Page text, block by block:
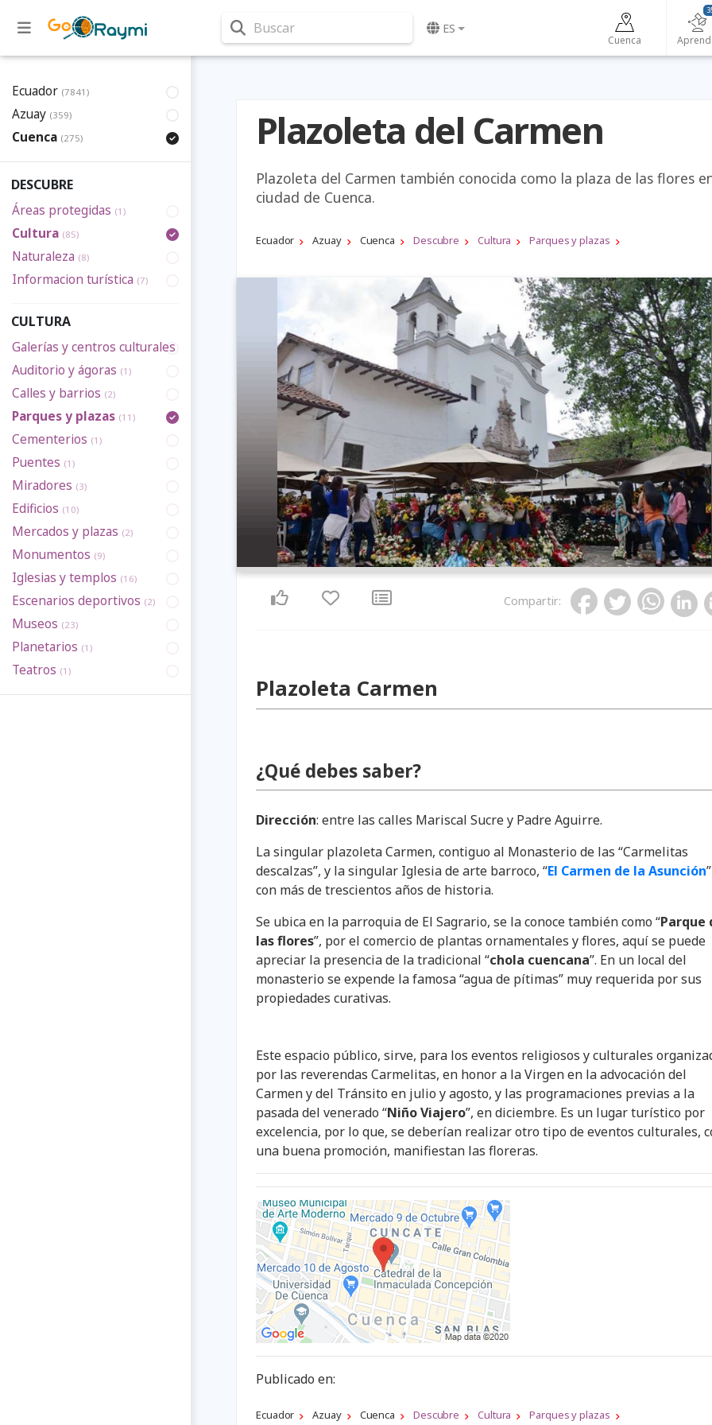
Buscar ES
Cuenca
Ecuador (7841)
Azuay (359)
Cuenca (275)
DESCUBRE
Áreas protegidas (1)
Cultura (85)
Naturaleza (8)
Informacion turística (7)
CULTURA
Galerías y centros culturales
Auditorio y ágoras (1)
Calles y barrios (2)
Parques y plazas (11)
Cementerios (1)
Puentes (1)
Miradores (3)
Edificios (10)
Mercados y plazas (2)
Monumentos (9)
Iglesias y templos (16)
Escenarios deportivos (2)
Museos (23)
Planetarios (1)
Teatros (1)
Plazoleta del Carmen
Plazoleta del Carmen también conocida como la plaza de las flores
ciudad de Cuenca.
Ecuador Azuay Cuenca Descubre Cultura Parques y plazas
Previous
Compartir:
Plazoleta Carmen
¿Qué debes saber?
Dirección: entre las calles Mariscal Sucre y Padre Aguirre.
La singular plazoleta Carmen, contiguo al Monasterio de las “Carmelitas
descalzas”, y la singular Iglesia de arte barroco, “El Carmen de la Asunción”
con más de trescientos años de historia.
Se ubica en la parroquia de El Sagrario, se la conoce también como “Parque
las flores”, por el comercio de plantas ornamentales y flores, aquí se puede
apreciar la presencia de la tradicional “chola cuencana”. En un local del
monasterio se expende la famosa “agua de pítimas” muy requerida por sus
propiedades curativas.
Este espacio público, sirve, para los eventos religiosos y culturales
por las reverendas Carmelitas, en honor a la Virgen en la advocación del
Carmen y del Tránsito en julio y agosto, y las programaciones previas a la
pasada del venerado “Niño Viajero”, en diciembre. Es un lugar turístico por
excelencia, por lo que, se deberían realizar otro tipo de eventos culturales,
una buena promoción, manifiestan las floreras.
Publicado en:
Ecuador Azuay Cuenca Descubre Cultura Parques y plazas